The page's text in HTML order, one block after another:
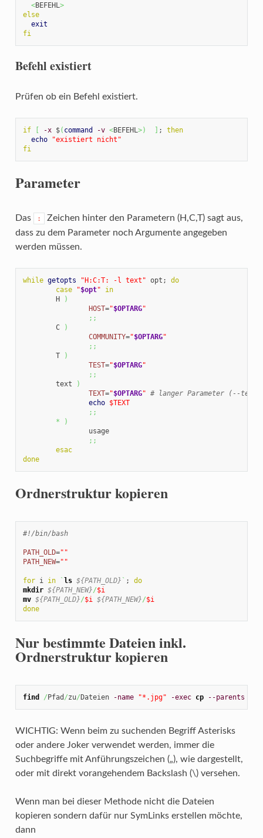
<BEFEHL>
else
exit
fi
Befehl existiert
Prüfen ob ein Befehl existiert.
if -x $( command -v <BEFEHL>) ; then
echo
"existiert nicht"
fi
Parameter
Das :
Zeichen hinter den Parametern (H,C,T) sagt aus,
dass zu dem Parameter noch Argumente angegeben
werden müssen.
while getopts "H:C:T: -l text" opt; do
case
"$opt"
in
        H
)
HOST="$OPTARG"
;;
        C
)
COMMUNITY="$OPTARG"
;;
        T
)
TEST="$OPTARG"
;;
        text
)
TEXT="$OPTARG" # langer Parameter (--text)
echo
$TEXT
;;
*
)
                usage
;;
esac
done
Ordnerstruktur kopieren
#!/bin/bash
PATH_OLD=""
PATH_NEW=""
for i in ` ls ${PATH_OLD} ` ; do
mkdir ${PATH_NEW}/$i
mv ${PATH_OLD}/$i ${PATH_NEW}/$i
done
Nur bestimmte Dateien inkl.
Ordnerstruktur kopieren
find / Pfad /zu/ Dateien -name "*.jpg" -exec cp --parents
WICHTIG: Wenn beim zu suchenden Begriff Asterisks
oder andere Joker verwendet werden, immer die
Suchbegriffe mit Anführungszeichen („), wie dargestellt,
oder mit direkt vorangehendem Backslash (\) versehen.
Wenn man bei dieser Methode nicht die Dateien
kopieren sondern dafür nur SymLinks erstellen möchte,
dann